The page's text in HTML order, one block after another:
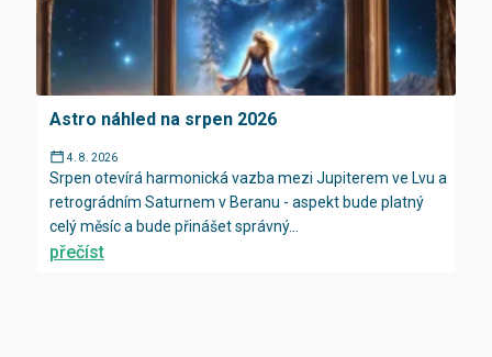
Astro náhled na srpen 2026
4. 8. 2026
Srpen otevírá harmonická vazba mezi Jupiterem ve Lvu a
retrográdním Saturnem v Beranu - aspekt bude platný
celý měsíc a bude přinášet správný...
přečíst